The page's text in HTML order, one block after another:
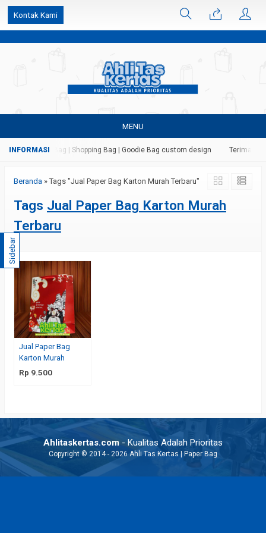
k6Ghe9jF9rmtx91MrSV7BIpW27id0SMW1kLEoe8rM2U
Kontak Kami
MENU
| Paper Bag | Shopping Bag | Goodie Bag custom design Terima
Beranda » Tags "Jual Paper Bag Karton Murah Terbaru"
Tags Jual Paper Bag Karton Murah
Terbaru
Jual Paper Bag
Karton Murah
Rp 9.500
Sidebar
Ahlitaskertas.com - Kualitas Adalah Prioritas
Copyright © 2014 - 2026 Ahli Tas Kertas | Paper Bag